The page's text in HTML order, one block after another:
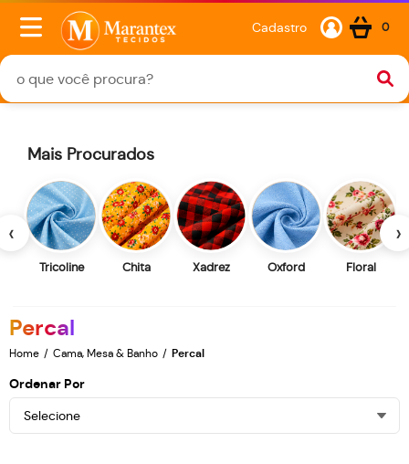
Cadastro 0
‹
Mais Procurados
Tricoline Chita Xadrez Oxford Floral
›
Percal
Home Cama, Mesa & Banho Percal
Ordenar Por
Selecione